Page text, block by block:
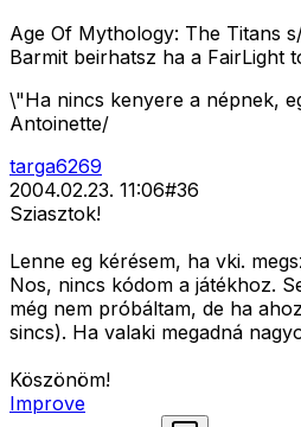
Age Of Mythology: The Titans
Barmit beirhatsz ha a FairLight
\"Ha nincs kenyere a népnek,
Antoinette/
targa6269
2004.02.23. 11:06#36
Sziasztok!
Lenne eg kérésem, ha vki.
Nos, nincs kódom a játékhoz.
még nem próbáltam, de ha
sincs). Ha valaki megadná
Köszönöm!
Improve